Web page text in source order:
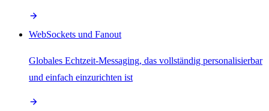
WebSockets und Fanout
Globales Echtzeit-Messaging, das vollständig personalisierbar
und einfach einzurichten ist